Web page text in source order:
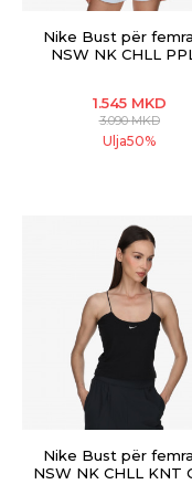
Nike Bust për
NSW NK CHLL
1.545 MKD
3.090MKD
Ulja50%
Nike Bust për
NSW NK CHLL KNT